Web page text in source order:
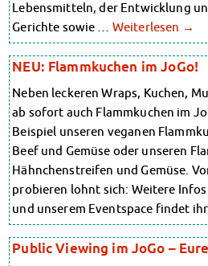
AnsprechpartnerInnen
Soziales & Beratung
Sozialberatung
Finanzierungsberatung
Rückerstattung
PsychoSoziale Beratung
Kursangebote
Anmeldung
Rechtsberatung
Chatberatung
FAQs Soziales & Beratung
Dokumente
AnsprechpartnerInnen
AnsprechpartnerInnen
Soziales & Beratung
Sozialberatung
Finanzierungsberatung
Rückerstattung
PsychoSoziale Beratung
Kursangebote
Anmeldung
Rechtsberatung
Chatberatung
FAQs Soziales & Beratung
Dokumente
AnsprechpartnerInnen
Kultur & Internationales
Lebensmitteln, der Entwicklung
Gerichte sowie … Weiterlesen →
NEU: Flammkuchen im JoGo!
Neben leckeren Wraps, Kuchen,
ab sofort auch Flammkuchen im
Beispiel unseren veganen
Beef und Gemüse oder unseren
Hähnchenstreifen und Gemüse.
probieren lohnt sich: Weitere
und unserem Eventspace findet
Public Viewing im JoGo –